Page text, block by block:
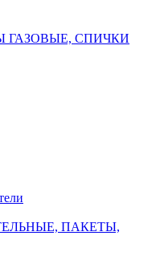
ГАЗОВЫЕ, СПИЧКИ
ПАКЕТЫ,